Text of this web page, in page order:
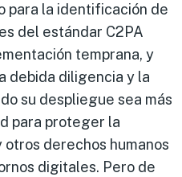
para la identificación de
del estándar C2PA
temprana, y
debida diligencia y la
su despliegue sea más
para proteger la
derechos humanos
digitales. Pero de